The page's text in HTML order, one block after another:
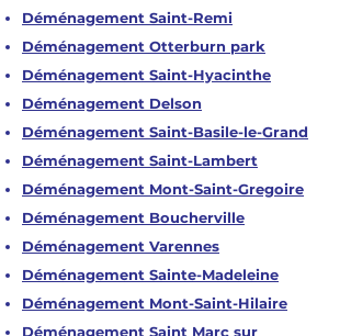
Déménagement Saint-Remi
Déménagement Otterburn park
Déménagement Saint-Hyacinthe
Déménagement Delson
Déménagement Saint-Basile-le-Grand
Déménagement Saint-Lambert
Déménagement Mont-Saint-Gregoire
Déménagement Boucherville
Déménagement Varennes
Déménagement Sainte-Madeleine
Déménagement Mont-Saint-Hilaire
Déménagement Saint Marc sur